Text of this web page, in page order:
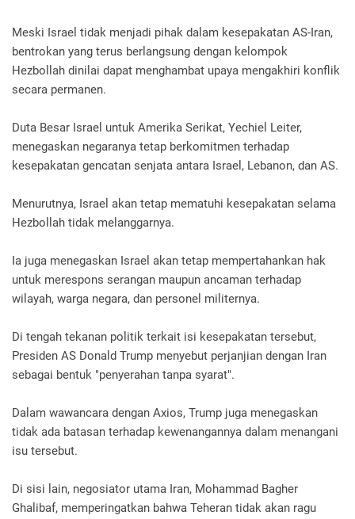
Meski Israel tidak menjadi pihak dalam kesepakatan AS-Iran,
bentrokan yang terus berlangsung dengan kelompok
Hezbollah dinilai dapat menghambat upaya mengakhiri konflik
secara permanen.
Duta Besar Israel untuk Amerika Serikat, Yechiel Leiter,
menegaskan negaranya tetap berkomitmen terhadap
kesepakatan gencatan senjata antara Israel, Lebanon, dan AS.
Menurutnya, Israel akan tetap mematuhi kesepakatan selama
Hezbollah tidak melanggarnya.
Ia juga menegaskan Israel akan tetap mempertahankan hak
untuk merespons serangan maupun ancaman terhadap
wilayah, warga negara, dan personel militernya.
Di tengah tekanan politik terkait isi kesepakatan tersebut,
Presiden AS Donald Trump menyebut perjanjian dengan Iran
sebagai bentuk "penyerahan tanpa syarat".
Dalam wawancara dengan Axios, Trump juga menegaskan
tidak ada batasan terhadap kewenangannya dalam menangani
isu tersebut.
Di sisi lain, negosiator utama Iran, Mohammad Bagher
Ghalibaf, memperingatkan bahwa Teheran tidak akan ragu